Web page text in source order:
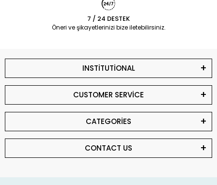
7 / 24 DESTEK
Öneri ve şikayetlerinizi bize iletebilirsiniz.
INSTİTUTİONAL
CUSTOMER SERVİCE
CATEGORİES
CONTACT US